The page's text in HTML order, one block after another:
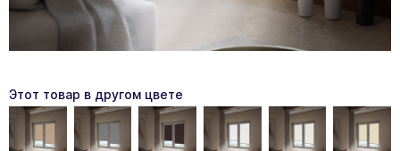
Этот товар в другом цвете